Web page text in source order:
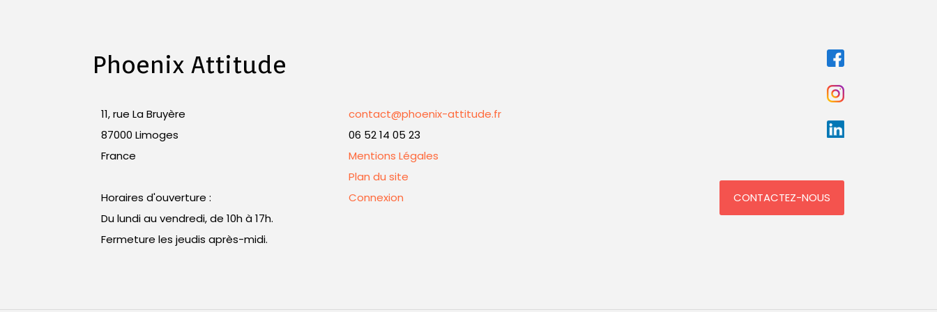
Phoenix Attitude
11, rue La Bruyère
87000 Limoges
France
Horaires d'ouverture :
Du lundi au vendredi, de 10h à 17h.
Fermeture les jeudis après-midi.
contact@phoenix-attitude.fr
06 52 14 05 23
Mentions Légales
Plan du site
Connexion
CONTACTEZ-NOUS